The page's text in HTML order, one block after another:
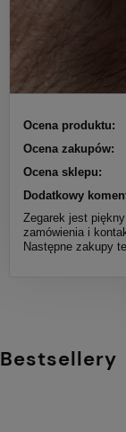
Ocena produktu:
Ocena zakupów:
Ocena sklepu:
Dodatkowy
Zegarek jest
zamówienia i
Następne zakupy
Bestsellery